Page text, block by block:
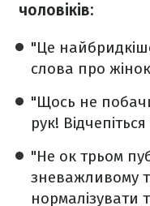
чоловіків:
"Це
слова про
"Щось не
рук!
"Не ок трьом
зневажливому
нормалізувати